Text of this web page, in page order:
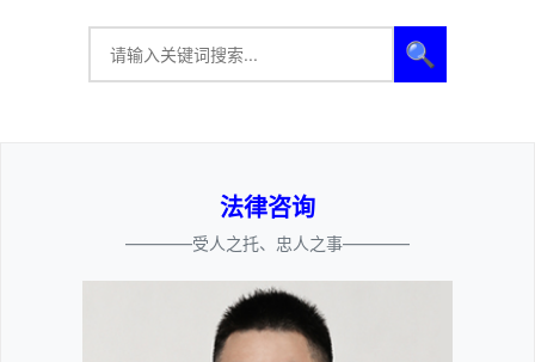
🔍
法律咨询
————受人之托、忠人之事————